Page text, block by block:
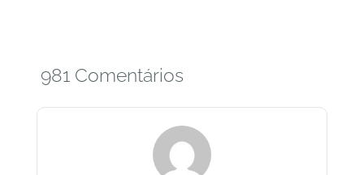
981 Comentários